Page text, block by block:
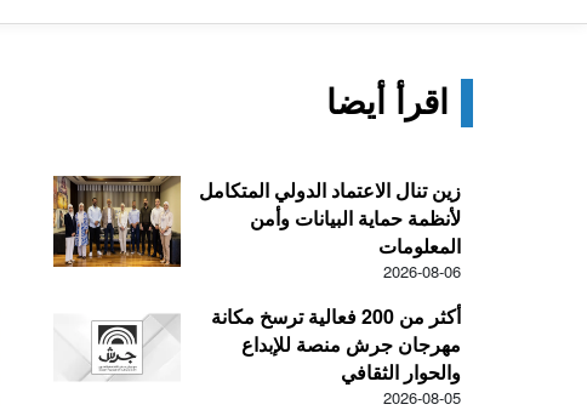
اقرأ أيضا
زين تنال الاعتماد الدولي المتكامل
لأنظمة حماية البيانات وأمن
المعلومات
2026-08-06
أكثر من 200 فعالية ترسخ مكانة
مهرجان جرش منصة للإبداع
والحوار الثقافي
2026-08-05